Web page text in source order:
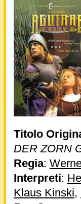
Titolo
DER ZORN
Regia:
Interpreti:
Klaus Kinski,